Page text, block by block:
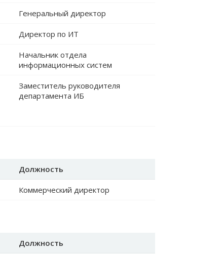
Генеральный директор
Директор по ИТ
Начальник отдела
информационных систем
Заместитель руководителя
департамента ИБ
Должность
Коммерческий директор
Должность